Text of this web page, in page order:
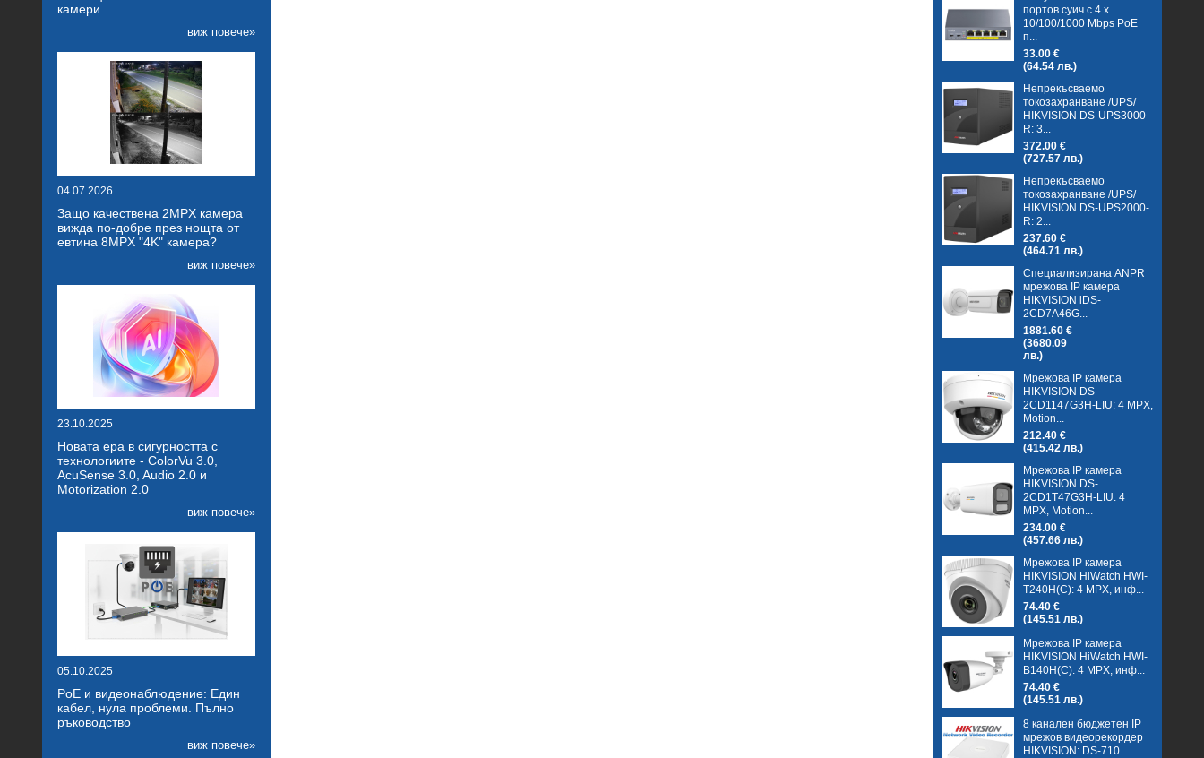
камери
виж повече»
04.07.2026
Защо качествена 2MPX камера
вижда по-добре през нощта от
евтина 8MPX "4K" камера?
виж повече»
23.10.2025
Новата ера в сигурността с
технологиите - ColorVu 3.0,
AcuSense 3.0, Audio 2.0 и
Motorization 2.0
виж повече»
05.10.2025
PoE и видеонаблюдение: Един
кабел, нула проблеми. Пълно
ръководство
виж повече»
портов суич с 4 x
10/100/1000 Mbps PoE
п...
33.00 €
(64.54 лв.)
Непрекъсваемо
токозахранване /UPS/
HIKVISION DS-UPS3000-
R: 3...
372.00 €
(727.57 лв.)
Непрекъсваемо
токозахранване /UPS/
HIKVISION DS-UPS2000-
R: 2...
237.60 €
(464.71 лв.)
Специализирана ANPR
мрежова IP камера
HIKVISION iDS-
2CD7A46G...
1881.60 €
(3680.09
лв.)
Мрежова IP камера
HIKVISION DS-
2CD1147G3H-LIU: 4 MPX,
Motion...
212.40 €
(415.42 лв.)
Мрежова IP камера
HIKVISION DS-
2CD1T47G3H-LIU: 4
MPX, Motion...
234.00 €
(457.66 лв.)
Мрежова IP камера
HIKVISION HiWatch HWI-
T240H(C): 4 MPX, инф...
74.40 €
(145.51 лв.)
Мрежова IP камера
HIKVISION HiWatch HWI-
B140H(C): 4 MPX, инф...
74.40 €
(145.51 лв.)
8 канален бюджетен IP
мрежов видеорекордер
HIKVISION: DS-710...